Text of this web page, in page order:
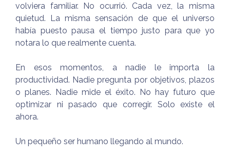
volviera familiar. No ocurrió. Cada vez, la misma
quietud. La misma sensación de que el universo
había puesto pausa el tiempo justo para que yo
notara lo que realmente cuenta.
En esos momentos, a nadie le importa la
productividad. Nadie pregunta por objetivos, plazos
o planes. Nadie mide el éxito. No hay futuro que
optimizar ni pasado que corregir. Solo existe el
ahora.
Un pequeño ser humano llegando al mundo.